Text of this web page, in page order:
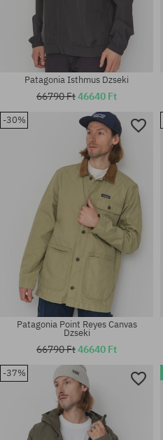
Elérhető méretek:
Patagonia Isthmus Dzseki
66790 Ft46640 Ft
-30%
Patagonia Point Reyes Canvas
Dzseki
66790 Ft46640 Ft
-37%